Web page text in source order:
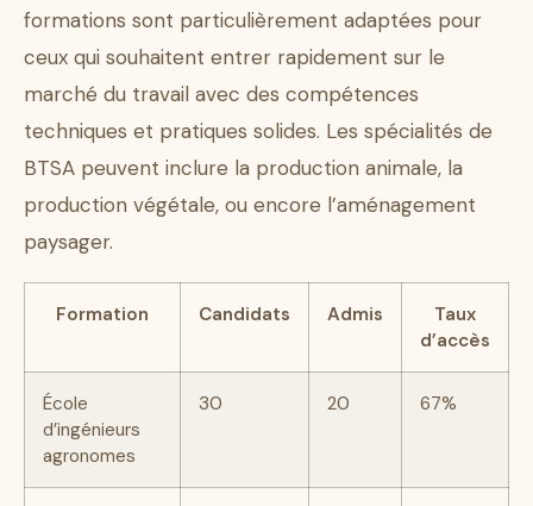
formations sont particulièrement adaptées pour
ceux qui souhaitent entrer rapidement sur le
marché du travail avec des compétences
techniques et pratiques solides. Les spécialités de
BTSA peuvent inclure la production animale, la
production végétale, ou encore l’aménagement
paysager.
Formation Candidats Admis
Taux
d’accès
École
d’ingénieurs
agronomes
30 20 67%